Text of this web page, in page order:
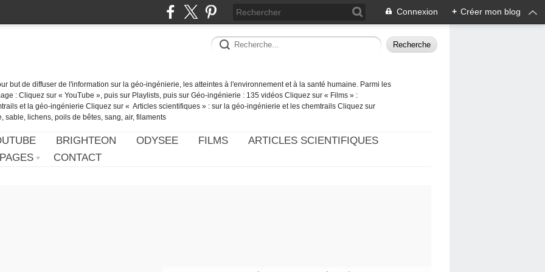
Connexion + Créer mon blog
but de diffuser de l'information sur la géo-ingénierie, les atteintes à l'environnement et à la santé humaine. Parmi les
: Cliquez sur « YouTube », puis sur Playlists, puis sur Géo-ingénierie : 135 vidéos Cliquez sur « Films » :
et la géo-ingénierie Cliquez sur « Articles scientifiques » : sur la géo-ingénierie et les chemtrails Cliquez sur
sable, lichens, poils de bêtes, sang, air, filaments
BRIGHTEON ODYSEE FILMS
ARTICLES SCIENTIFIQUES
PAGES
CONTACT